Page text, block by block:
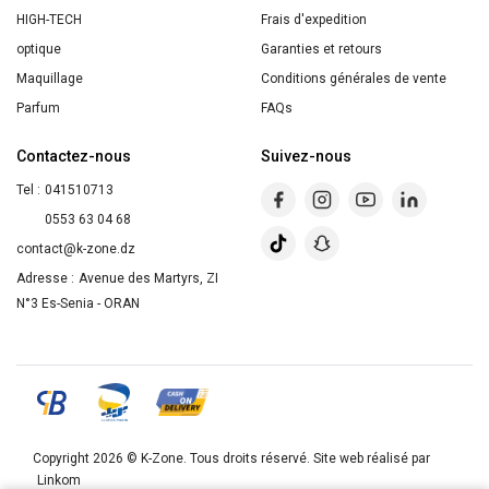
HIGH-TECH
optique
Maquillage
Parfum
Frais d'expedition
Garanties et retours
Conditions générales de vente
FAQs
Contactez-nous
Tel : 041510713
0553 63 04 68
contact@k-zone.dz
Adresse : Avenue des Martyrs, ZI
N°3 Es-Senia - ORAN
Suivez-nous
Copyright 2026 © K-Zone . Tous droits réservé. Site web réalisé par
Linkom